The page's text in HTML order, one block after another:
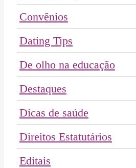
Convênios
Dating Tips
De olho na educação
Destaques
Dicas de saúde
Direitos Estatutários
Editais